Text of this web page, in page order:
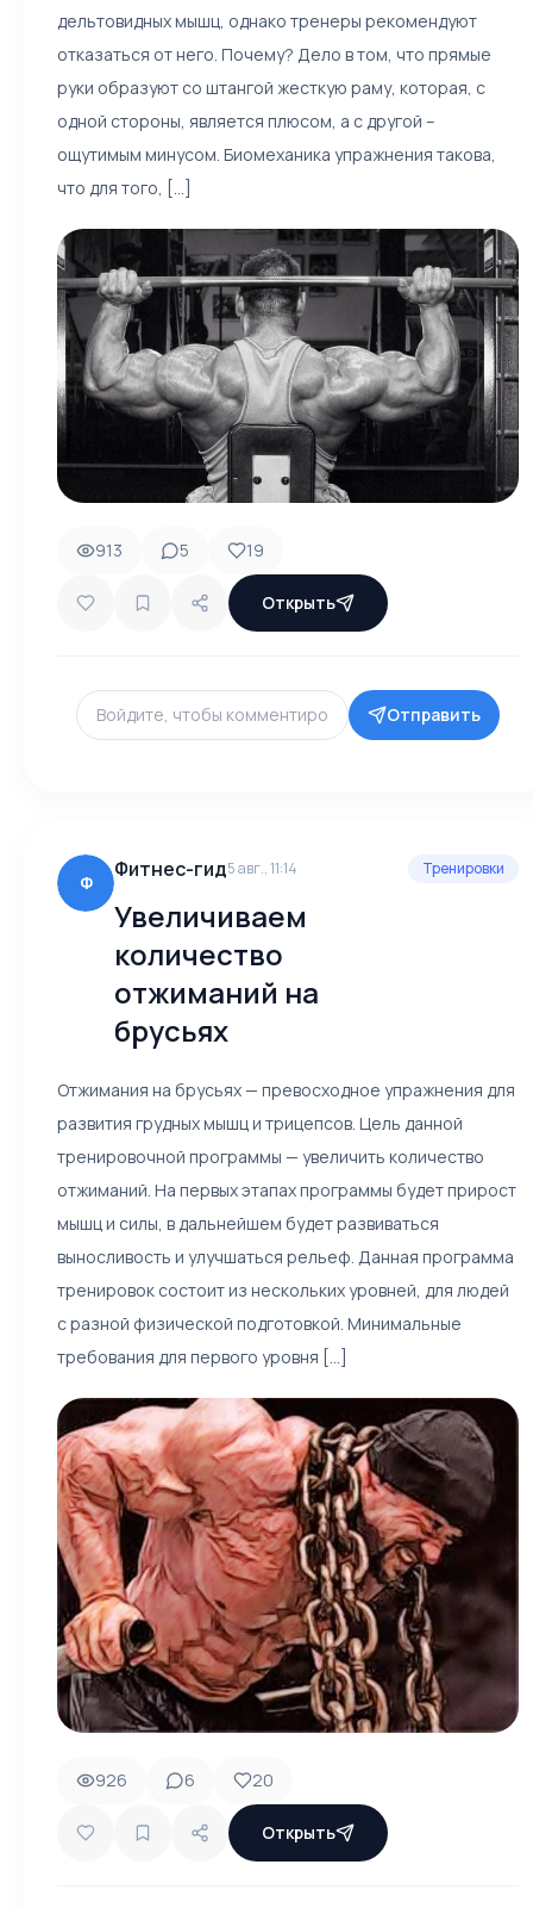
дельтовидных мышц, однако тренеры рекомендуют
отказаться от него. Почему? Дело в том, что прямые
руки образуют со штангой жесткую раму, которая, с
одной стороны, является плюсом, а с другой –
ощутимым минусом. Биомеханика упражнения такова,
что для того, [...]
913 5 19
Открыть
Отправить
Ф
Фитнес-гид5 авг., 11:14
Увеличиваем
количество
отжиманий на
брусьях
Тренировки
Отжимания на брусьях — превосходное упражнения для
развития грудных мышц и трицепсов. Цель данной
тренировочной программы — увеличить количество
отжиманий. На первых этапах программы будет прирост
мышц и силы, в дальнейшем будет развиваться
выносливость и улучшаться рельеф. Данная программа
тренировок состоит из нескольких уровней, для людей
с разной физической подготовкой. Минимальные
требования для первого уровня [...]
926 6 20
Открыть